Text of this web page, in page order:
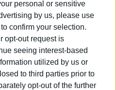
personal or sensitive
by us, please use
confirm your selection.
opt-out request is
seeing interest-based
utilized by us or
to third parties prior to
opt-out of the further
προσπάθεια ώστε η
πλήρως σε όλες τις
δυνατόν.